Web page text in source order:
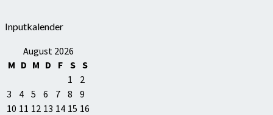
Inputkalender
August 2026
M D M D F S S
1
2
3
4 5 6 7 8
9
10 11 12 13 14 15 16